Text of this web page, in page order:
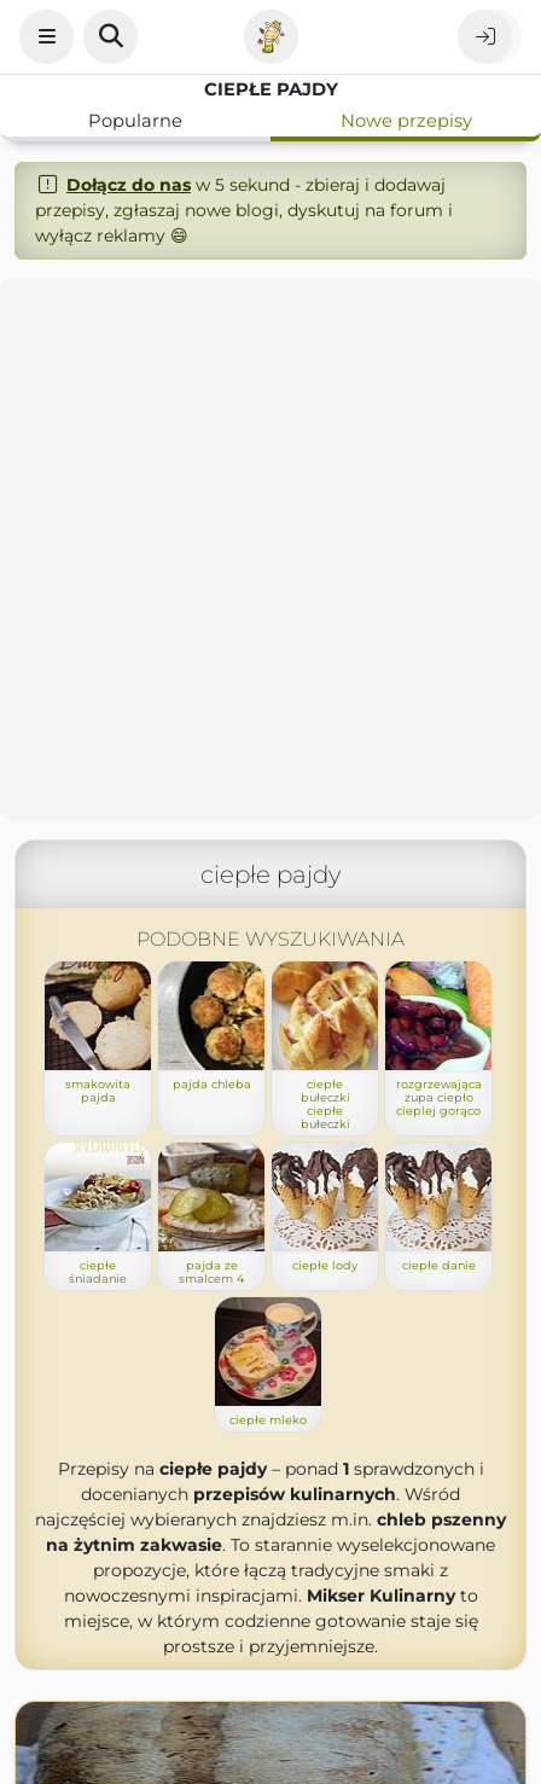
CIEPŁE PAJDY
Popularne
Nowe przepisy
Dołącz do nasw 5 sekund - zbieraj i dodawaj
przepisy, zgłaszaj nowe blogi, dyskutuj na forum i
wyłącz reklamy 😄
ciepłe pajdy
PODOBNE WYSZUKIWANIA
smakowita
pajda
pajda chleba
ciepłe
bułeczki
ciepłe
bułeczki
rozgrzewająca
zupa ciepło
cieplej gorąco
ciepłe
śniadanie
pajda ze
smalcem 4
ciepłe lody ciepłe danie
ciepłe mleko
Przepisy na ciepłe pajdy– ponad 1sprawdzonych i
docenianych przepisów kulinarnych. Wśród
najczęściej wybieranych znajdziesz m.in. chleb pszenny
na żytnim zakwasie. To starannie wyselekcjonowane
propozycje, które łączą tradycyjne smaki z
nowoczesnymi inspiracjami. Mikser Kulinarnyto
miejsce, w którym codzienne gotowanie staje się
prostsze i przyjemniejsze.